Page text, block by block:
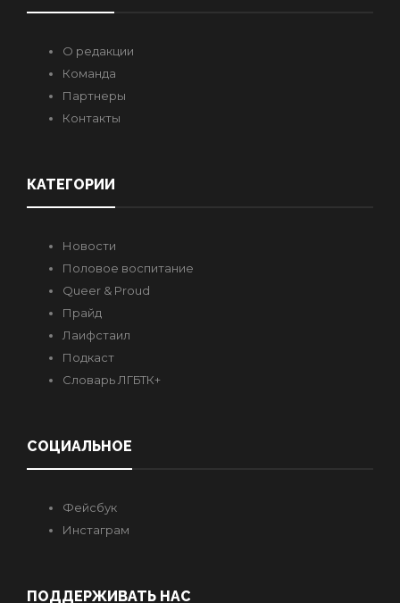
О редакции
Команда
Партнеры
Контакты
КАТЕГОРИИ
Новости
Половое воспитание
Queer & Proud
Прайд
Лаифстаил
Подкаст
Словарь ЛГБТК+
СОЦИАЛЬНОЕ
Фейсбук
Инстаграм
ПОДДЕРЖИВАТЬ НАС